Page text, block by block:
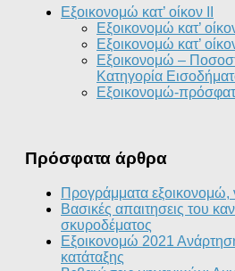
Εξοικονομώ κατ’ οίκον II
Εξοικονομώ κατ’
Εξοικονομώ κατ’
Εξοικονομώ –
Κατηγορία
Εξοικονομώ-
Πρόσφατα άρθρα
Προγράμματα εξοικονομώ,
Βασικές απαιτησεις του
σκυροδέματος
Εξοικονομώ 2021
κατάταξης